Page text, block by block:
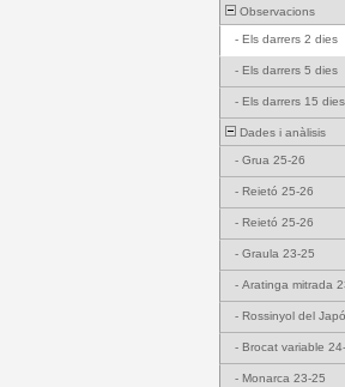
Observacions
- Els darrers 2 dies
- Els darrers 5 dies
- Els darrers 15 dies
Dades i anàlisis
- Grua 25-26
- Reietó 25-26
- Reietó 25-26
- Graula 23-25
- Aratinga mitrada
- Rossinyol del
- Brocat variable
- Monarca 23-25